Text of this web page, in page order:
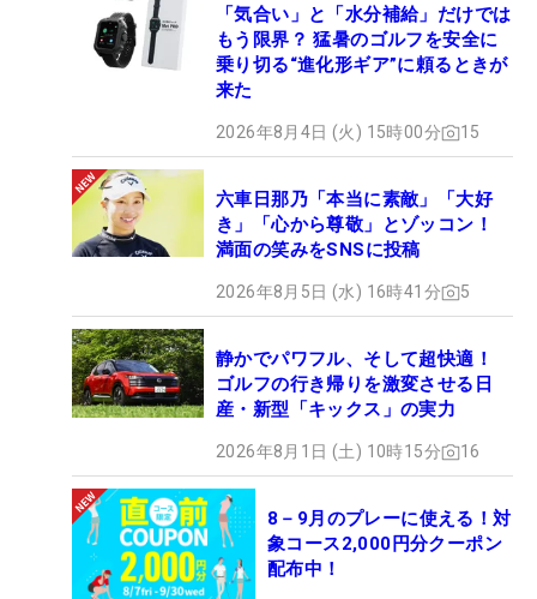
「気合い」と「水分補給」だけでは
もう限界？ 猛暑のゴルフを安全に
乗り切る“進化形ギア”に頼るときが
来た
2026年8月4日 (火) 15時00分 15
六車日那乃「本当に素敵」「大好
き」「心から尊敬」とゾッコン！
満面の笑みをSNSに投稿
2026年8月5日 (水) 16時41分 5
静かでパワフル、そして超快適！
ゴルフの行き帰りを激変させる日
産・新型「キックス」の実力
2026年8月1日 (土) 10時15分 16
8－9月のプレーに使える！対
象コース2,000円分クーポン
配布中！